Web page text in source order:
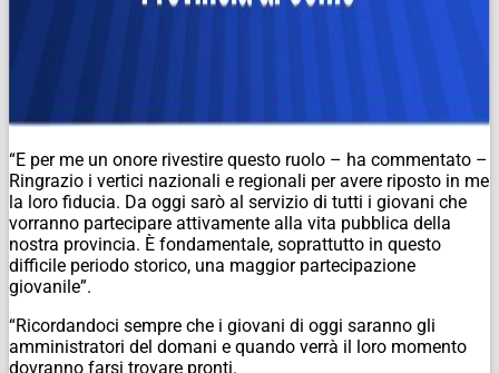
“E per me un onore rivestire questo ruolo – ha commentato –
Ringrazio i vertici nazionali e regionali per avere riposto in me
la loro fiducia. Da oggi sarò al servizio di tutti i giovani che
vorranno partecipare attivamente alla vita pubblica della
nostra provincia. È fondamentale, soprattutto in questo
difficile periodo storico, una maggior partecipazione
giovanile”.
“Ricordandoci sempre che i giovani di oggi saranno gli
amministratori del domani e quando verrà il loro momento
dovranno farsi trovare pronti.